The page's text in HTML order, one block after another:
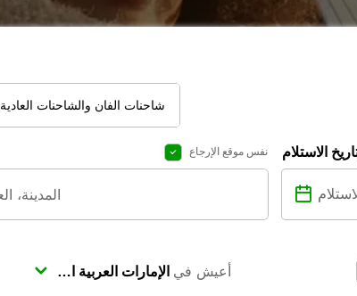
شاحنات الفان والشاحنات العادية
نفس موقع الإرجاع الاستلام
أعيش في